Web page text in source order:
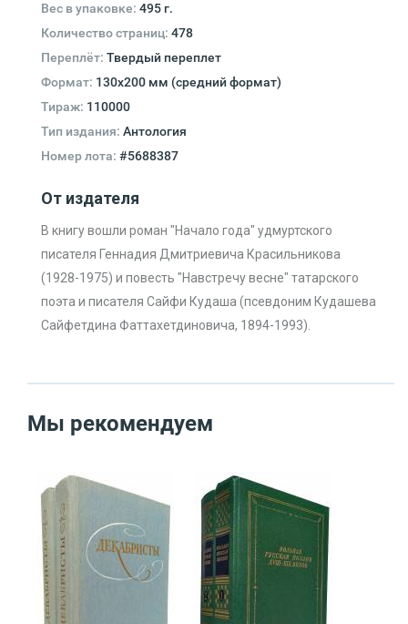
Вес в упаковке: 495 г.
Количество страниц: 478
Переплёт: Твердый переплет
Формат: 130х200 мм (средний формат)
Тираж: 110000
Тип издания: Антология
Номер лота: #5688387
От издателя
В книгу вошли роман "Начало года" удмуртского
писателя Геннадия Дмитриевича Красильникова
(1928-1975) и повесть "Навстречу весне" татарского
поэта и писателя Сайфи Кудаша (псевдоним Кудашева
Сайфетдина Фаттахетдиновича, 1894-1993).
Мы рекомендуем